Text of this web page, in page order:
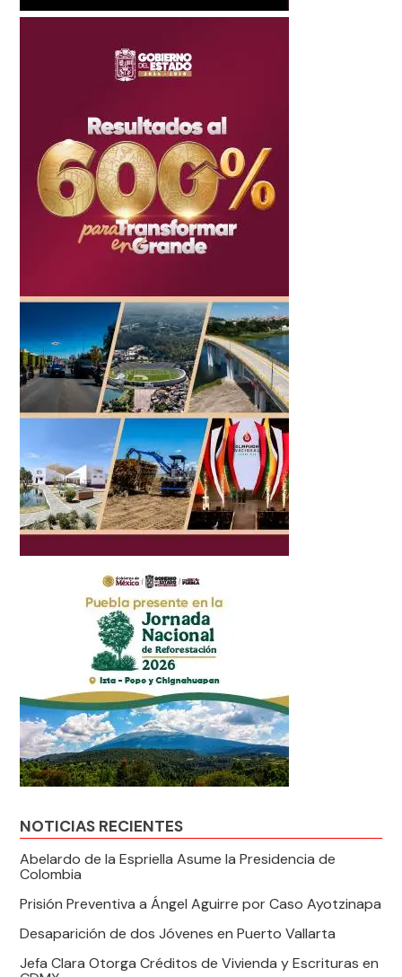
NOTICIAS RECIENTES
Abelardo de la Espriella Asume la Presidencia de
Colombia
Prisión Preventiva a Ángel Aguirre por Caso Ayotzinapa
Desaparición de dos Jóvenes en Puerto Vallarta
Jefa Clara Otorga Créditos de Vivienda y Escrituras en